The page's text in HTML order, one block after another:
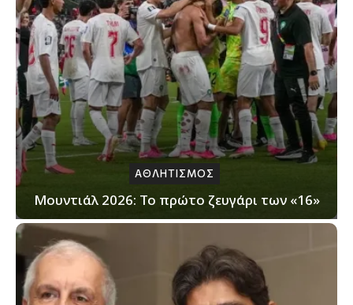
ΑΘΛΗΤΙΣΜΟΣ
Μουντιάλ 2026: Το πρώτο ζευγάρι των «16»